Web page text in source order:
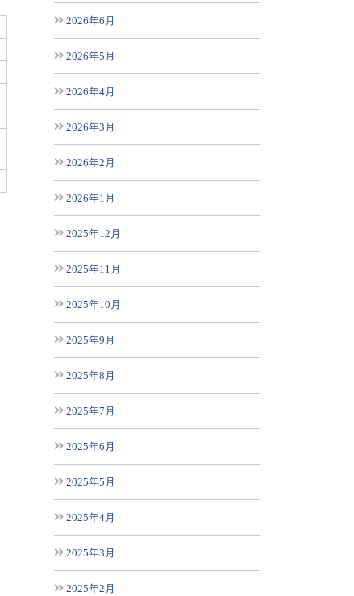
2026年6月
2026年5月
2026年4月
2026年3月
2026年2月
2026年1月
2025年12月
2025年11月
2025年10月
2025年9月
2025年8月
2025年7月
2025年6月
2025年5月
2025年4月
2025年3月
2025年2月